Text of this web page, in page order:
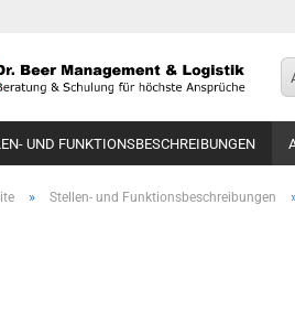
UND FUNKTIONSBESCHREIBUNGEN
» Stellen- und Funktionsbeschreibungen